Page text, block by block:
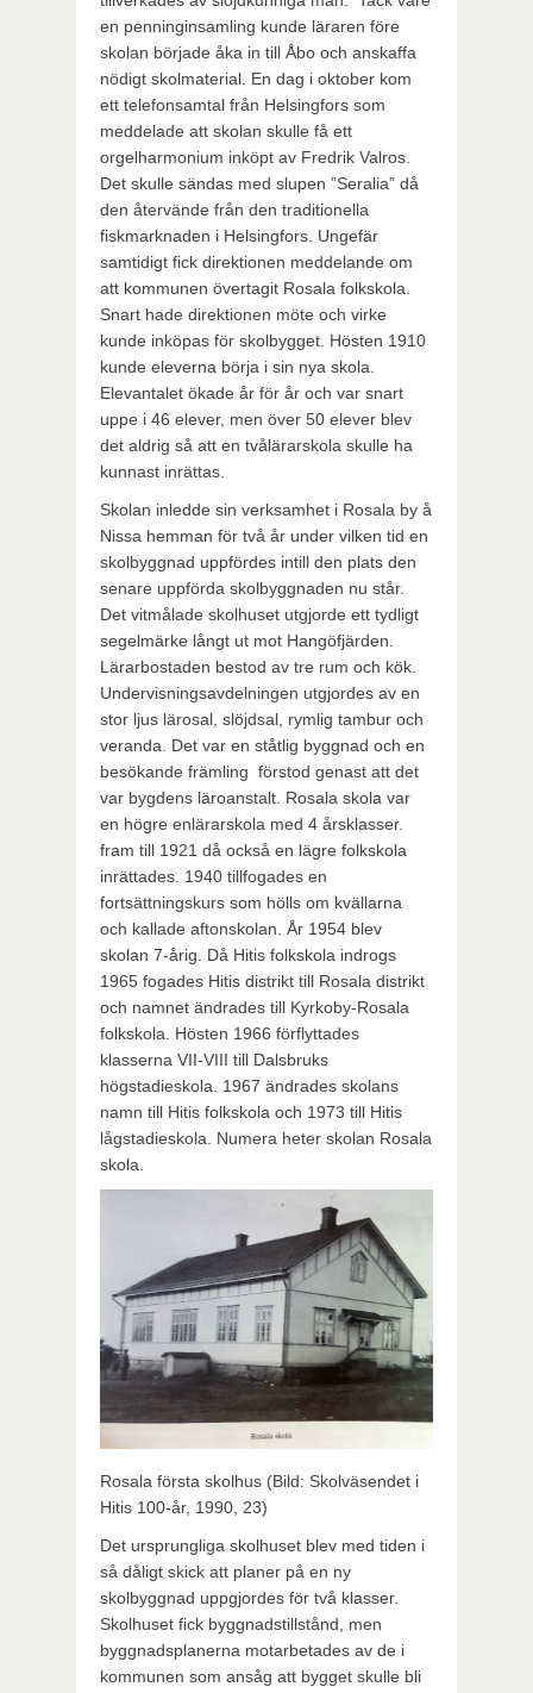
en penninginsamling kunde läraren före
skolan började åka in till Åbo och anskaffa
nödigt skolmaterial. En dag i oktober kom
ett telefonsamtal från Helsingfors som
meddelade att skolan skulle få ett
orgelharmonium inköpt av Fredrik Valros.
Det skulle sändas med slupen ”Seralia” då
den återvände från den traditionella
fiskmarknaden i Helsingfors. Ungefär
samtidigt fick direktionen meddelande om
att kommunen övertagit Rosala folkskola.
Snart hade direktionen möte och virke
kunde inköpas för skolbygget. Hösten 1910
kunde eleverna börja i sin nya skola.
Elevantalet ökade år för år och var snart
uppe i 46 elever, men över 50 elever blev
det aldrig så att en tvålärarskola skulle ha
kunnast inrättas.
Skolan inledde sin verksamhet i Rosala by å
Nissa hemman för två år under vilken tid en
skolbyggnad uppfördes intill den plats den
senare uppförda skolbyggnaden nu står.
Det vitmålade skolhuset utgjorde ett tydligt
segelmärke långt ut mot Hangöfjärden.
Lärarbostaden bestod av tre rum och kök.
Undervisningsavdelningen utgjordes av en
stor ljus lärosal, slöjdsal, rymlig tambur och
veranda. Det var en ståtlig byggnad och en
besökande främling förstod genast att det
var bygdens läroanstalt. Rosala skola var
en högre enlärarskola med 4 årsklasser.
fram till 1921 då också en lägre folkskola
inrättades. 1940 tillfogades en
fortsättningskurs som hölls om kvällarna
och kallade aftonskolan. År 1954 blev
skolan 7-årig. Då Hitis folkskola indrogs
1965 fogades Hitis distrikt till Rosala distrikt
och namnet ändrades till Kyrkoby-Rosala
folkskola. Hösten 1966 förflyttades
klasserna VII-VIII till Dalsbruks
högstadieskola. 1967 ändrades skolans
namn till Hitis folkskola och 1973 till Hitis
lågstadieskola. Numera heter skolan Rosala
skola.
Rosala första skolhus (Bild: Skolväsendet i
Hitis 100-år, 1990, 23)
Det ursprungliga skolhuset blev med tiden i
så dåligt skick att planer på en ny
skolbyggnad uppgjordes för två klasser.
Skolhuset fick byggnadstillstånd, men
byggnadsplanerna motarbetades av de i
kommunen som ansåg att bygget skulle bli